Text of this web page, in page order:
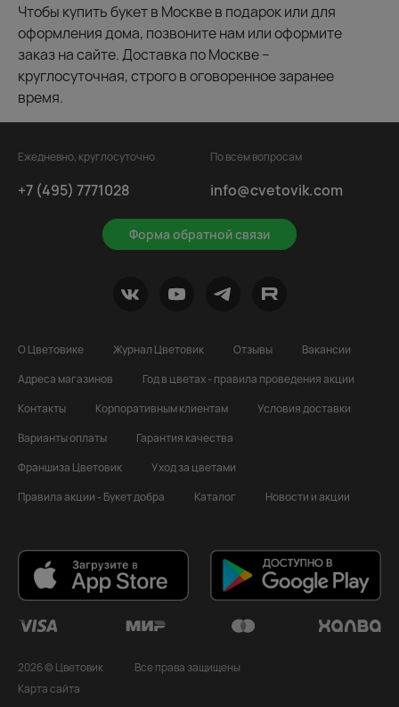
Чтобы купить букет в Москве в подарок или для
оформления дома, позвоните нам или оформите
заказ на сайте. Доставка по Москве –
круглосуточная, строго в оговоренное заранее
время.
Ежедневно, круглосуточно
+7 (495) 7771028
Форма обратной связи
По всем вопросам
info@cvetovik.com
О Цветовике Журнал Цветовик Отзывы
Вакансии
Адреса магазинов
Год в цветах - правила проведения акции
Контакты
Корпоративным клиентам
Условия доставки
Варианты оплаты
Гарантия качества
Франшиза Цветовик
Уход за цветами
Правила акции - Букет добра
Каталог Новости и акции
2026 © Цветовик
Все права защищены
Карта сайта